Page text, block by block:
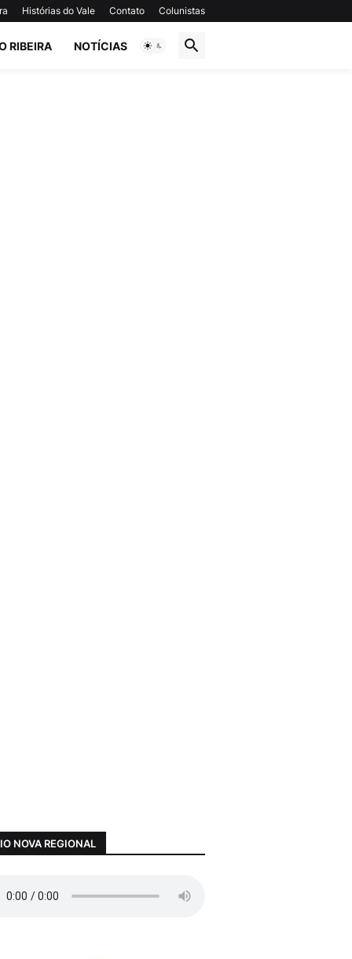
Histórias do Vale Contato Colunistas
RIBEIRA NOTÍCIAS
NOVA REGIONAL